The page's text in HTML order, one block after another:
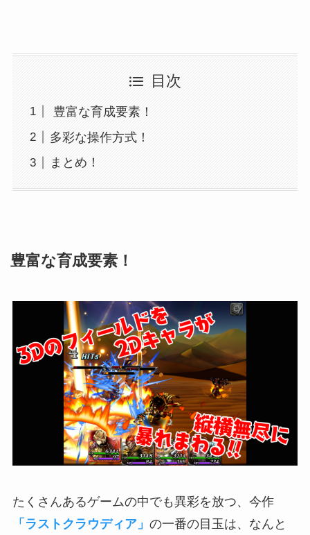
目次
豊富な育成要素！
多彩な操作方式！
まとめ！
豊富な育成要素！
たくさんあるゲームの中でも異彩を放つ、今作
「ラストクラウディア」 の一番の目玉は、なんと